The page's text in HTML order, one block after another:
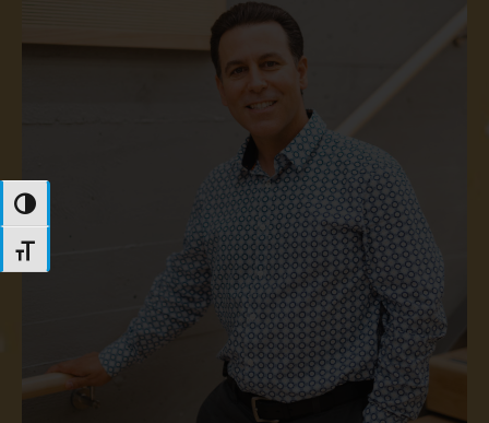
Passer en contraste élevé
Changer la taille de la police